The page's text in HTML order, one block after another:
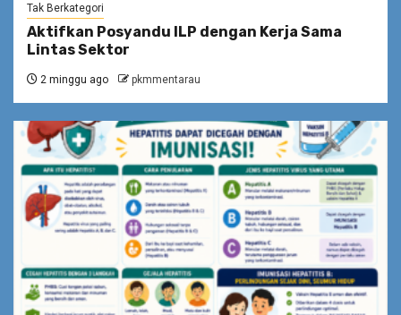
Tak Berkategori
Aktifkan Posyandu ILP dengan Kerja Sama
Lintas Sektor
2 minggu ago pkmmentarau